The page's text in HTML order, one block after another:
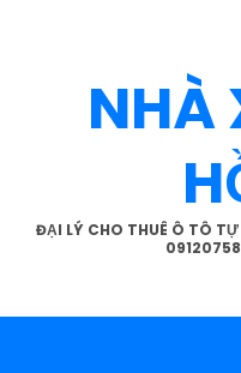
NHÀ
ĐẠI LÝ CHO THUÊ Ô TÔ